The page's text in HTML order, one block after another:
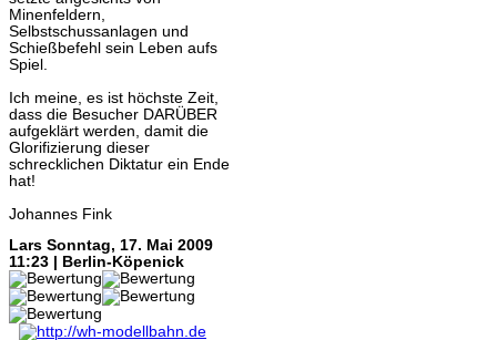
Minenfeldern,
Selbstschussanlagen und
Schießbefehl sein Leben aufs
Spiel.
Ich meine, es ist höchste Zeit,
dass die Besucher DARÜBER
aufgeklärt werden, damit die
Glorifizierung dieser
schrecklichen Diktatur ein Ende
hat!
Johannes Fink
Lars Sonntag, 17. Mai 2009
11:23 | Berlin-Köpenick